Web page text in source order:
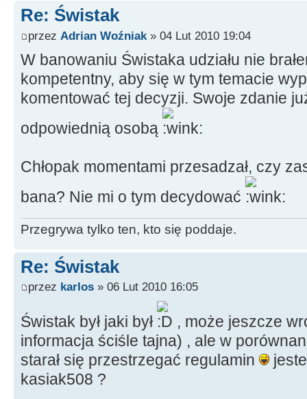
Re: Świstak
przez Adrian Woźniak » 04 Lut 2010 19:04
W banowaniu Świstaka udziału nie
kompetentny, aby się w tym temacie
komentować tej decyzji. Swoje zdanie
odpowiednią osobą
Chłopak momentami przesadzał, czy
bana? Nie mi o tym decydować
Przegrywa tylko ten, kto się poddaje.
Re: Świstak
przez karlos » 06 Lut 2010 16:05
Świstak był jaki był
, może jeszcze
informacja ściśle tajna) , ale w
starał się przestrzegać regulamin
kasiak508 ?